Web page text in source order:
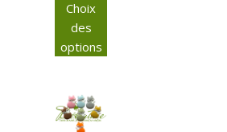
Choix
des
options